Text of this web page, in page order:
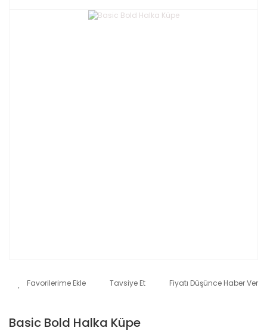
Tavsiye Et Fiyatı Düşünce Haber Ver
Basic Bold Halka Küpe